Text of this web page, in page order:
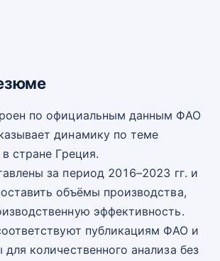
по официальным данным ФАО
динамику по теме
стране Греция.
за период 2016–2023 гг. и
объёмы производства,
эффективность.
публикациям ФАО и
для количественного анализа без